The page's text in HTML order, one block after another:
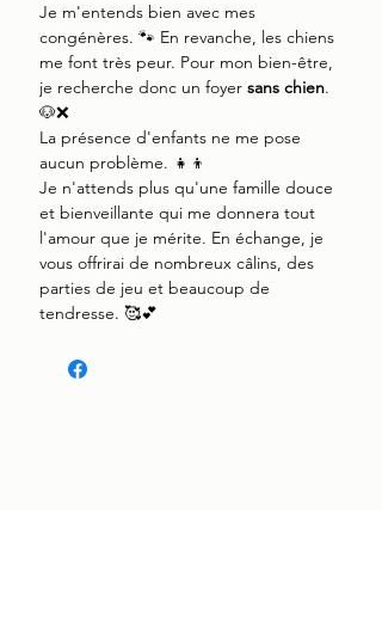
Je m'entends bien avec mes
congénères. 🐾 En revanche, les chiens
me font très peur. Pour mon bien-être,
je recherche donc un foyer sans chien.
🐶❌
La présence d'enfants ne me pose
aucun problème. 👧👦
Je n'attends plus qu'une famille douce
et bienveillante qui me donnera tout
l'amour que je mérite. En échange, je
vous offrirai de nombreux câlins, des
parties de jeu et beaucoup de
tendresse. 🥰💕